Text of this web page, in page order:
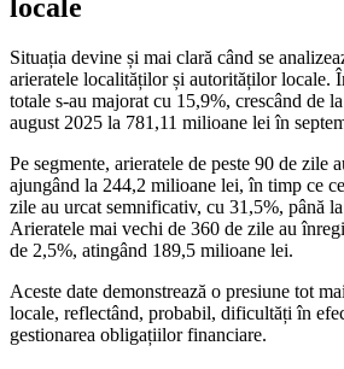
locale
Situația devine și mai clară când se
arieratele localităților și autorităților locale.
totale s-au majorat cu 15,9%, crescând de
august 2025 la 781,11 milioane lei în
Pe segmente, arieratele de peste 90 de zile
ajungând la 244,2 milioane lei, în timp ce
zile au urcat semnificativ, cu 31,5%, până
Arieratele mai vechi de 360 de zile au
de 2,5%, atingând 189,5 milioane lei.
Aceste date demonstrează o presiune tot
locale, reflectând, probabil, dificultăți în
gestionarea obligațiilor financiare.